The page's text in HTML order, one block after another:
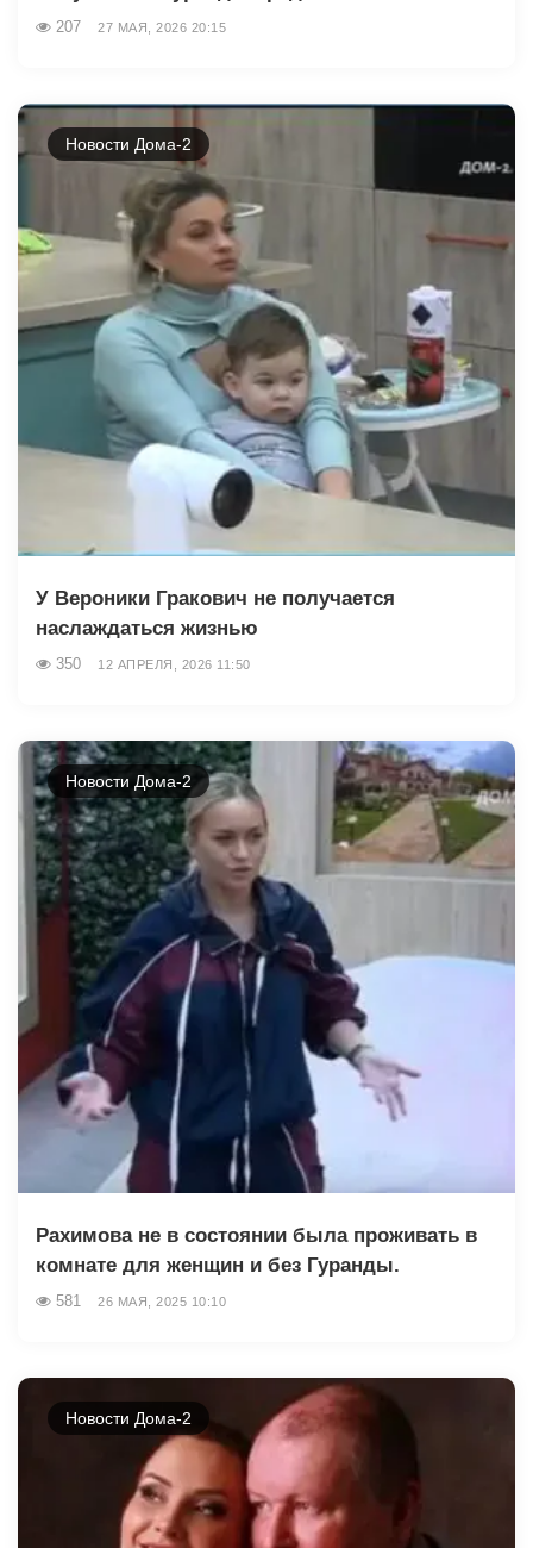
207 27 МАЯ, 2026 20:15
Новости Дома-2
У Вероники Гракович не получается
наслаждаться жизнью
350 12 АПРЕЛЯ, 2026 11:50
Новости Дома-2
Рахимова не в состоянии была проживать в
комнате для женщин и без Гуранды.
581 26 МАЯ, 2025 10:10
Новости Дома-2